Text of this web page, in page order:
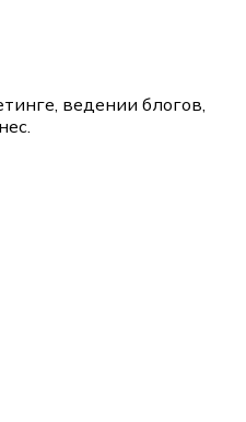
ведении блогов,